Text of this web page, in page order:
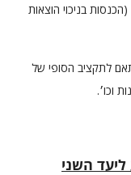
בניכוי הוצאות
לתקציב הסופי של
וכו׳.
השני